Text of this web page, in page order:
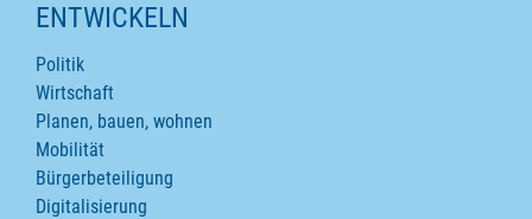
ENTWICKELN
Politik
Wirtschaft
Planen, bauen, wohnen
Mobilität
Bürgerbeteiligung
Digitalisierung